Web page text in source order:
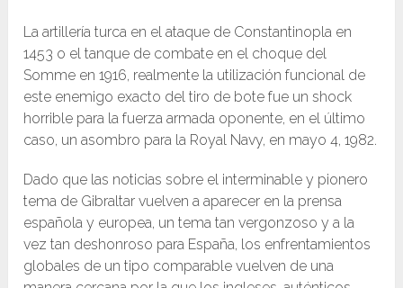
La artillería turca en el ataque de Constantinopla en
1453 o el tanque de combate en el choque del
Somme en 1916, realmente la utilización funcional de
este enemigo exacto del tiro de bote fue un shock
horrible para la fuerza armada oponente, en el último
caso, un asombro para la Royal Navy, en mayo 4, 1982.
Dado que las noticias sobre el interminable y pionero
tema de Gibraltar vuelven a aparecer en la prensa
española y europea, un tema tan vergonzoso y a la
vez tan deshonroso para España, los enfrentamientos
globales de un tipo comparable vuelven de una